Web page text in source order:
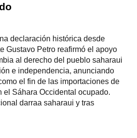
declaración histórica desde
Gustavo Petro reafirmó el apoyo
al derecho del pueblo saharaui
e independencia, anunciando
el fin de las importaciones de
el Sáhara Occidental ocupado.
darraa saharaui y tras